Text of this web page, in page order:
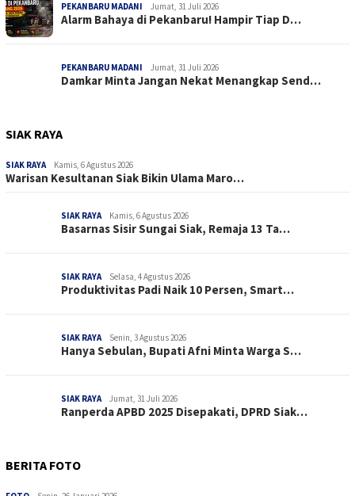
PEKANBARU MADANI Jumat, 31 Juli 2026
Alarm Bahaya di Pekanbaru! Hampir Tiap D…
PEKANBARU MADANI Jumat, 31 Juli 2026
Damkar Minta Jangan Nekat Menangkap Send…
SIAK RAYA
SIAK RAYA Kamis, 6 Agustus 2026
Warisan Kesultanan Siak Bikin Ulama Maro…
SIAK RAYA Kamis, 6 Agustus 2026
Basarnas Sisir Sungai Siak, Remaja 13 Ta…
SIAK RAYA Selasa, 4 Agustus 2026
Produktivitas Padi Naik 10 Persen, Smart…
SIAK RAYA Senin, 3 Agustus 2026
Hanya Sebulan, Bupati Afni Minta Warga S…
SIAK RAYA Jumat, 31 Juli 2026
Ranperda APBD 2025 Disepakati, DPRD Siak…
BERITA FOTO